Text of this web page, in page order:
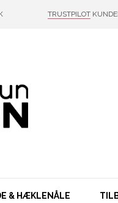
TRUSTPILOT
& HÆKLENÅLE